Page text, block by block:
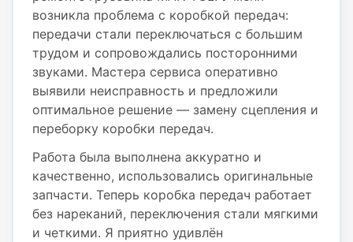
возникла проблема с коробкой передач:
передачи стали переключаться с большим
трудом и сопровождались посторонними
звуками. Мастера сервиса оперативно
выявили неисправность и предложили
оптимальное решение — замену сцепления и
переборку коробки передач.
Работа была выполнена аккуратно и
качественно, использовались оригинальные
запчасти. Теперь коробка передач работает
без нареканий, переключения стали мягкими
и четкими. Я приятно удивлён